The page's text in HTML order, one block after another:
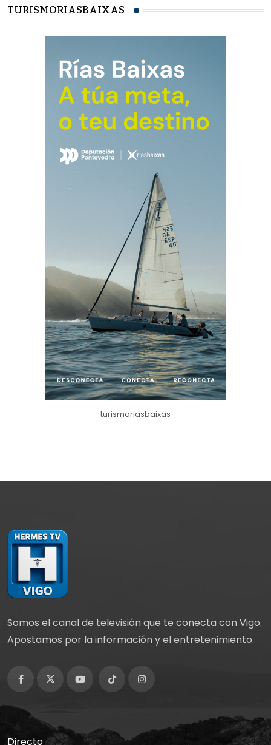
TURISMORIASBAIXAS
turismoriasbaixas
Somos el canal de televisión que te conecta con Vigo.
Apostamos por la información y el entretenimiento.
Directo